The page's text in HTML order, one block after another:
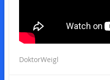
DoktorWeigl